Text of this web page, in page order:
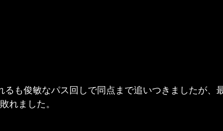
るも俊敏なパス回しで同点まで追いつきましたが、
れました。